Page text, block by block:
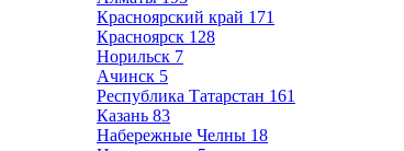
Красноярский край 171
Красноярск 128
Норильск 7
Ачинск 5
Республика Татарстан 161
Казань 83
Набережные Челны 18